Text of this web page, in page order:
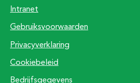
Footer
Intranet
Gebruiksvoorwaarden
Privacyverklaring
Cookiebeleid
Bedrijfsgegevens